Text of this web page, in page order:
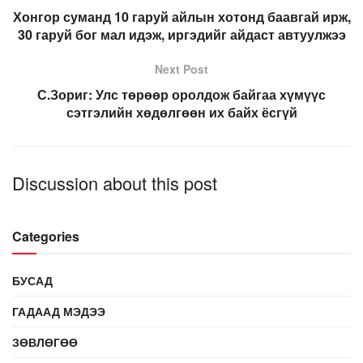
Хонгор суманд 10 гаруй айлын хотонд баавгай ирж,
30 гаруй бог мал идэж, иргэдийг айдаст автуулжээ
Next Post
С.Зориг: Улс төрөөр оролдож байгаа хүмүүс
сэтгэлийн хөдөлгөөн их байх ёсгүй
Discussion about this post
Categories
БУСАД
ГАДААД МЭДЭЭ
ЗӨВЛӨГӨӨ